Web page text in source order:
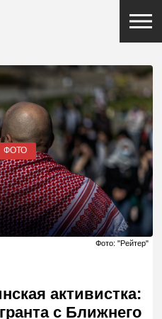
ФОТО
Фото: "Рейтер"
активистка:
с Ближнего